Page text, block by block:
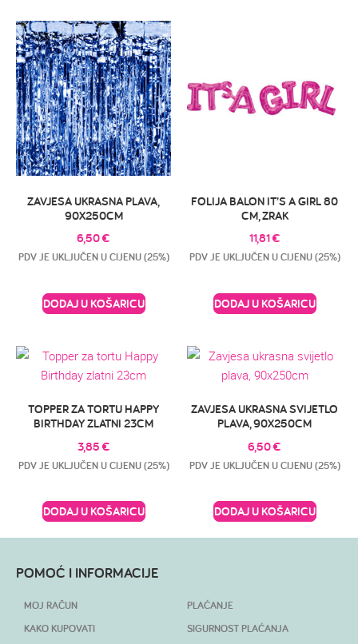
ZAVJESA UKRASNA PLAVA,
90X250CM
6,50€
PDV JE UKLJUČEN U CIJENU (25%)
DODAJ U KOŠARICU
FOLIJA BALON IT’S A GIRL 80
CM, ZRAK
11,81€
PDV JE UKLJUČEN U CIJENU (25%)
DODAJ U KOŠARICU
TOPPER ZA TORTU HAPPY
BIRTHDAY ZLATNI 23CM
3,85 €
PDV JE UKLJUČEN U CIJENU (25%)
DODAJ U KOŠARICU
ZAVJESA UKRASNA SVIJETLO
PLAVA, 90X250CM
6,50€
PDV JE UKLJUČEN U CIJENU (25%)
DODAJ U KOŠARICU
POMOĆ I INFORMACIJE
MOJ RAČUN
KAKO KUPOVATI
PLAĆANJE
SIGURNOST PLAĆANJA